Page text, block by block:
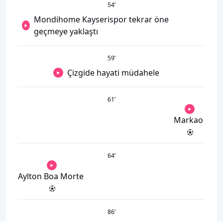
54’
Mondihome Kayserispor tekrar öne
geçmeye yaklaştı
59’
Çizgide hayati müdahele
61’
Markao
64’
Aylton Boa Morte
86’